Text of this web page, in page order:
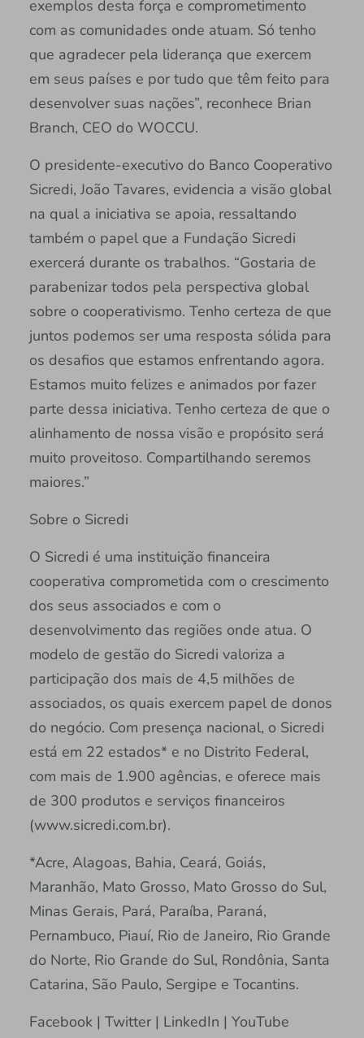
exemplos desta força e comprometimento
com as comunidades onde atuam. Só tenho
que agradecer pela liderança que exercem
em seus países e por tudo que têm feito para
desenvolver suas nações”, reconhece Brian
Branch, CEO do WOCCU.
O presidente-executivo do Banco Cooperativo
Sicredi, João Tavares, evidencia a visão global
na qual a iniciativa se apoia, ressaltando
também o papel que a Fundação Sicredi
exercerá durante os trabalhos. “Gostaria de
parabenizar todos pela perspectiva global
sobre o cooperativismo. Tenho certeza de que
juntos podemos ser uma resposta sólida para
os desafios que estamos enfrentando agora.
Estamos muito felizes e animados por fazer
parte dessa iniciativa. Tenho certeza de que o
alinhamento de nossa visão e propósito será
muito proveitoso. Compartilhando seremos
maiores.”
Sobre o Sicredi
O Sicredi é uma instituição financeira
cooperativa comprometida com o crescimento
dos seus associados e com o
desenvolvimento das regiões onde atua. O
modelo de gestão do Sicredi valoriza a
participação dos mais de 4,5 milhões de
associados, os quais exercem papel de donos
do negócio. Com presença nacional, o Sicredi
está em 22 estados* e no Distrito Federal,
com mais de 1.900 agências, e oferece mais
de 300 produtos e serviços financeiros
(www.sicredi.com.br).
*Acre, Alagoas, Bahia, Ceará, Goiás,
Maranhão, Mato Grosso, Mato Grosso do Sul,
Minas Gerais, Pará, Paraíba, Paraná,
Pernambuco, Piauí, Rio de Janeiro, Rio Grande
do Norte, Rio Grande do Sul, Rondônia, Santa
Catarina, São Paulo, Sergipe e Tocantins.
Facebook | Twitter | LinkedIn | YouTube